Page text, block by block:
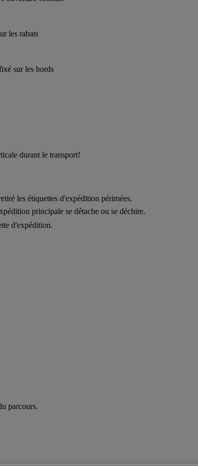
les rabats
sur les bords
durant le transport!
les étiquettes d'expédition périmées.
principale se détache ou se déchire.
d'expédition.
parcours.